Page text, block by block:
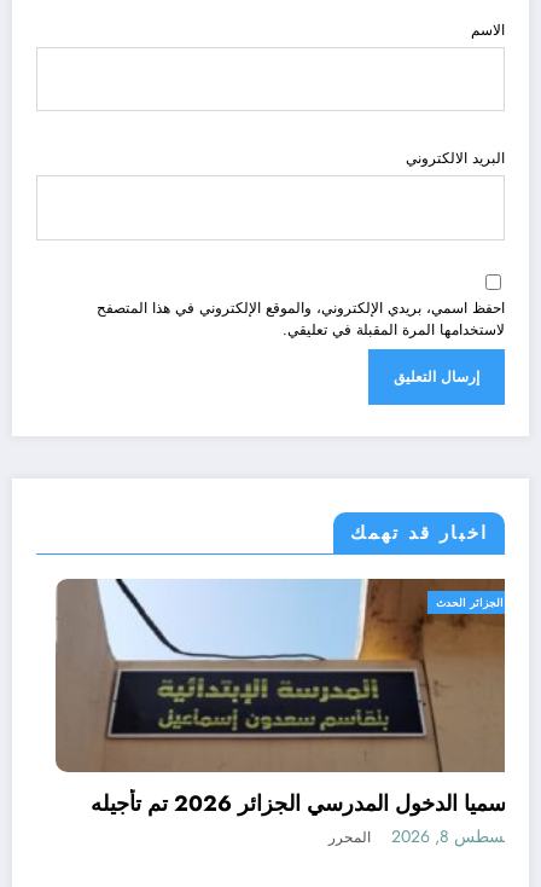
الاسم
البريد الالكتروني
احفظ اسمي، بريدي الإلكتروني، والموقع الإلكتروني في هذا المتصفح
لاستخدامها المرة المقبلة في تعليقي.
اخبار قد تهمك
الجزائر الحدث
رسميا الدخول المدرسي الجزائر 2026 تم تأجيله
أغسطس 8, 2026 المحرر